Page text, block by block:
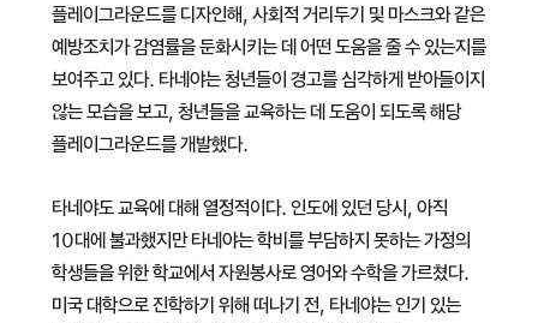
플레이그라운드를 디자인해, 사회적 거리두기 및 마스크와 같은
예방조치가 감염률을 둔화시키는 데 어떤 도움을 줄 수 있는지를
보여주고 있다. 타네야는 청년들이 경고를 심각하게 받아들이지
않는 모습을 보고, 청년들을 교육하는 데 도움이 되도록 해당
플레이그라운드를 개발했다.
타네야도 교육에 대해 열정적이다. 인도에 있던 당시, 아직
10대에 불과했지만 타네야는 학비를 부담하지 못하는 가정의
학생들을 위한 학교에서 자원봉사로 영어와 수학을 가르쳤다.
미국 대학으로 진학하기 위해 떠나기 전, 타네야는 인기 있는